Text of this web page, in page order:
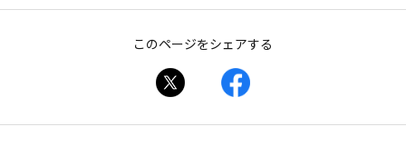
このページをシェアする